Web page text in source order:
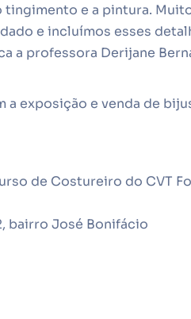
e a pintura.
e incluímos esses
a professora Derijane
a exposição e venda de
de Costureiro do CVT
bairro José Bonifácio